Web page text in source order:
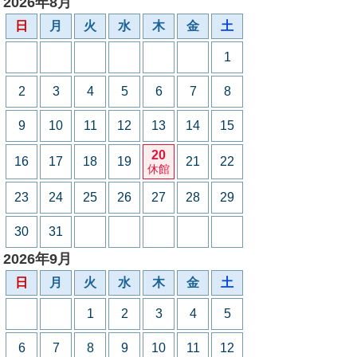
日 月 火 水 木 金 土
1
2 3 4 5 6 7 8
9 10 11 12 13 14 15
16 17 18 19 20
休館
21 22
23 24 25 26 27 28 29
30 31
2026年9月
日 月 火 水 木 金 土
1 2 3 4 5
6 7 8 9 10 11 12